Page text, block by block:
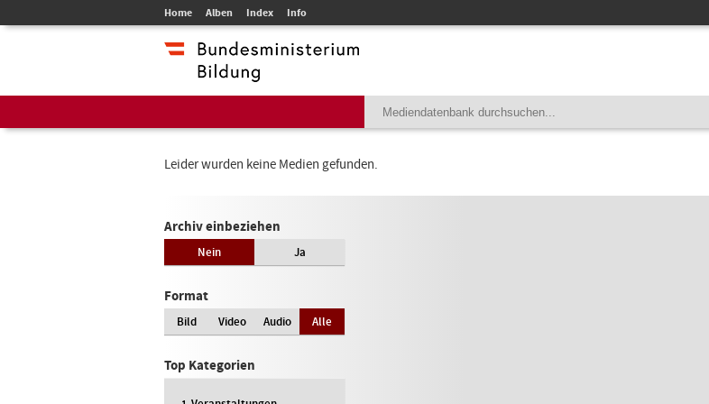
Home Alben Index Info
Leider wurden keine Medien gefunden.
Archiv einbeziehen
Nein Ja
Format
Bild Video Audio Alle
Top Kategorien